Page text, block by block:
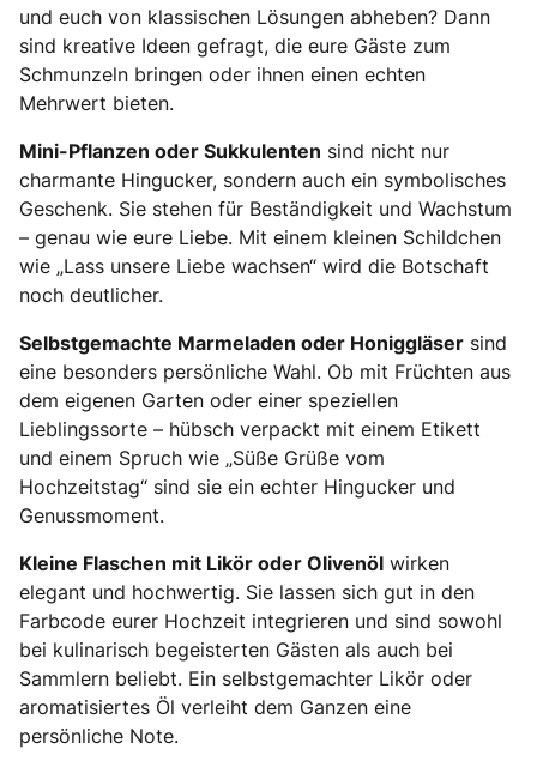
und euch von klassischen Lösungen abheben? Dann
sind kreative Ideen gefragt, die eure Gäste zum
Schmunzeln bringen oder ihnen einen echten
Mehrwert bieten.
Mini-Pflanzen oder Sukkulenten sind nicht nur
charmante Hingucker, sondern auch ein symbolisches
Geschenk. Sie stehen für Beständigkeit und Wachstum
– genau wie eure Liebe. Mit einem kleinen Schildchen
wie „Lass unsere Liebe wachsen“ wird die Botschaft
noch deutlicher.
Selbstgemachte Marmeladen oder Honiggläser sind
eine besonders persönliche Wahl. Ob mit Früchten aus
dem eigenen Garten oder einer speziellen
Lieblingssorte – hübsch verpackt mit einem Etikett
und einem Spruch wie „Süße Grüße vom
Hochzeitstag“ sind sie ein echter Hingucker und
Genussmoment.
Kleine Flaschen mit Likör oder Olivenöl wirken
elegant und hochwertig. Sie lassen sich gut in den
Farbcode eurer Hochzeit integrieren und sind sowohl
bei kulinarisch begeisterten Gästen als auch bei
Sammlern beliebt. Ein selbstgemachter Likör oder
aromatisiertes Öl verleiht dem Ganzen eine
persönliche Note.